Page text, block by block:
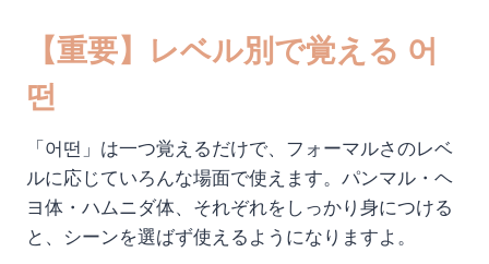
【重要】レベル別で覚える 어
떤
「어떤」は一つ覚えるだけで、フォーマルさのレベ
ルに応じていろんな場面で使えます。パンマル・ヘ
ヨ体・ハムニダ体、それぞれをしっかり身につける
と、シーンを選ばず使えるようになりますよ。